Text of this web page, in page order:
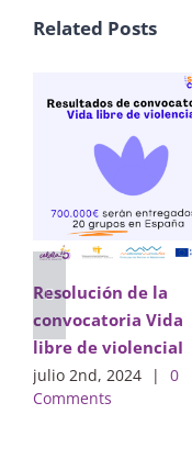
Related Posts
Resolución de la
convocatoria Vida
libre de violenciaI
julio 2nd, 2024 |
0
Comments